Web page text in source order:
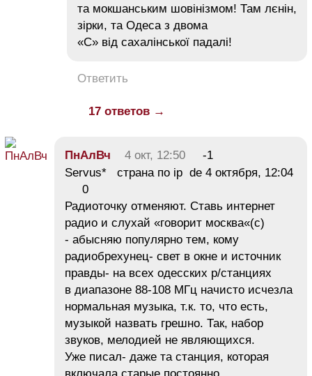
та мокшанським шовінізмом! Там лєнін,
зірки, та Одеса з двома
«С» від сахалінської падалі!
Ответить
17 ответов →
ПнАлВч 4 окт, 12:50
-1
Servus* страна по ip de 4 октября, 12:04
0
Радиоточку отменяют. Ставь интернет
радио и слухай «говорит москва«(с)
- абысняю популярно тем, кому
радиобрехунец- свет в окне и источник
правды- на всех одесских р/станциях
в диапазоне 88-108 МГц начисто исчезла
нормальная музыка, т.к. то, что есть,
музыкой назвать грешно. Так, набор
звуков, мелодией не являющихся.
Уже писал- даже та станция, которая